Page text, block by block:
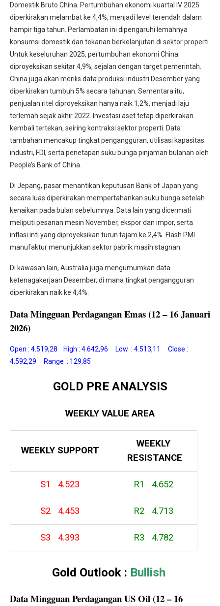
Domestik Bruto China. Pertumbuhan ekonomi kuartal IV 2025
diperkirakan melambat ke 4,4%, menjadi level terendah dalam
hampir tiga tahun. Perlambatan ini dipengaruhi lemahnya
konsumsi domestik dan tekanan berkelanjutan di sektor properti.
Untuk keseluruhan 2025, pertumbuhan ekonomi China
diproyeksikan sekitar 4,9%, sejalan dengan target pemerintah.
China juga akan merilis data produksi industri Desember yang
diperkirakan tumbuh 5% secara tahunan. Sementara itu,
penjualan ritel diproyeksikan hanya naik 1,2%, menjadi laju
terlemah sejak akhir 2022. Investasi aset tetap diperkirakan
kembali tertekan, seiring kontraksi sektor properti. Data
tambahan mencakup tingkat pengangguran, utilisasi kapasitas
industri, FDI, serta penetapan suku bunga pinjaman bulanan oleh
People’s Bank of China.
Di Jepang, pasar menantikan keputusan Bank of Japan yang
secara luas diperkirakan mempertahankan suku bunga setelah
kenaikan pada bulan sebelumnya. Data lain yang dicermati
meliputi pesanan mesin November, ekspor dan impor, serta
inflasi inti yang diproyeksikan turun tajam ke 2,4%. Flash PMI
manufaktur menunjukkan sektor pabrik masih stagnan.
Di kawasan lain, Australia juga mengumumkan data
ketenagakerjaan Desember, di mana tingkat pengangguran
diperkirakan naik ke 4,4%.
Data Mingguan Perdagangan Emas (12 – 16 Januari
2026)
Open : 4.519,28 High : 4.642,96 Low : 4.513,11 Close :
4.592,29 Range : 129,85
GOLD PRE ANALYSIS
WEEKLY VALUE AREA
WEEKLY SUPPORT
WEEKLY
RESISTANCE
S1 4.523 R1 4.652
S2 4.453 R2 4.713
S3 4.393 R3 4.782
Gold Outlook : Bullish
Data Mingguan Perdagangan US Oil(12 – 16